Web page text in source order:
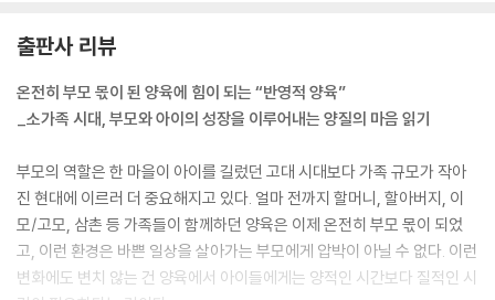
출판사 리뷰
온전히 부모 몫이 된 양육에 힘이 되는 “반영적 양육”
_소가족 시대, 부모와 아이의 성장을 이루어내는 양질의 마음 읽기
부모의 역할은 한 마을이 아이를 길렀던 고대 시대보다 가족 규모가 작아
진 현대에 이르러 더 중요해지고 있다. 얼마 전까지 할머니, 할아버지, 이
모/고모, 삼촌 등 가족들이 함께하던 양육은 이제 온전히 부모 몫이 되었
고, 이런 환경은 바쁜 일상을 살아가는 부모에게 압박이 아닐 수 없다. 이런
변화에도 변치 않는 건 양육에서 아이들에게는 양적인 시간보다 질적인 시